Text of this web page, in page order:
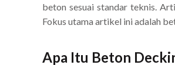
beton sesuai standar teknis.
Fokus utama artikel ini adalah
Apa Itu Beton